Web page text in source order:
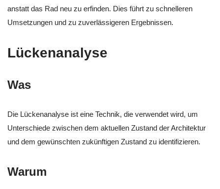
anstatt das Rad neu zu erfinden. Dies führt zu schnelleren
Umsetzungen und zu zuverlässigeren Ergebnissen.
Lückenanalyse
Was
Die Lückenanalyse ist eine Technik, die verwendet wird, um
Unterschiede zwischen dem aktuellen Zustand der Architektur
und dem gewünschten zukünftigen Zustand zu identifizieren.
Warum